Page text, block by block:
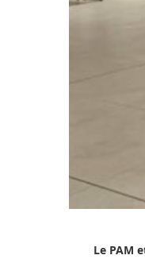
Le PAM